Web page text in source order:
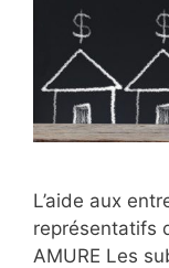
L’aide aux
représentatifs
AMURE Les